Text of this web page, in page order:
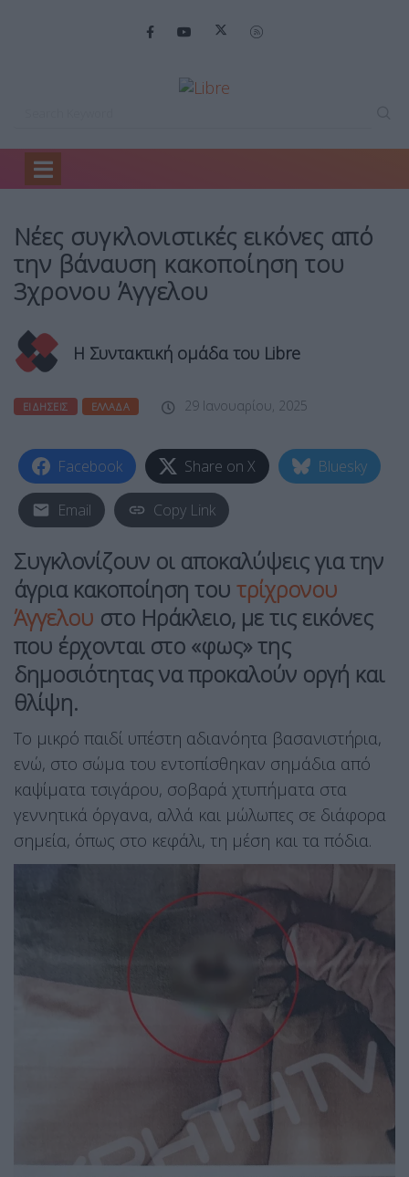
Home
Νέες συγκλονιστικές εικόνες από
την βάναυση κακοποίηση του
3χρονου Άγγελου
Η Συντακτική ομάδα του Libre
ΕΙΔΉΣΕΙΣ ΕΛΛΆΔΑ 29 Ιανουαρίου, 2025
Facebook Share on X Bluesky
Email Copy Link
Συγκλονίζουν οι αποκαλύψεις για την
άγρια κακοποίηση του τρίχρονου
Άγγελου στο Ηράκλειο, με τις εικόνες
που έρχονται στο «φως» της
δημοσιότητας να προκαλούν οργή και
θλίψη.
Το μικρό παιδί υπέστη αδιανόητα βασανιστήρια,
ενώ, στο σώμα του εντοπίσθηκαν σημάδια από
καψίματα τσιγάρου, σοβαρά χτυπήματα στα
γεννητικά όργανα, αλλά και μώλωπες σε διάφορα
σημεία, όπως στο κεφάλι, τη μέση και τα πόδια.